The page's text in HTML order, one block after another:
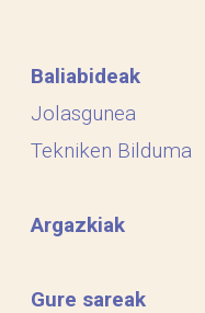
Baliabideak
Jolasgunea
Tekniken Bilduma
Argazkiak
Gure sareak